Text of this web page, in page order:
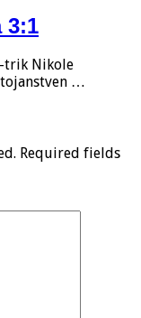
3:1
trik Nikole
…
Required fields